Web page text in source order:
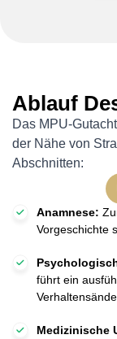
Ablauf
Das MPU-
der Nähe von
Abschnitten:
Anamnese:
Vorgeschichte
führt ein
Medizinische